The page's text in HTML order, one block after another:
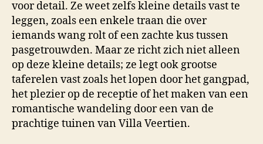
voor detail. Ze weet zelfs kleine details vast te
leggen, zoals een enkele traan die over
iemands wang rolt of een zachte kus tussen
pasgetrouwden. Maar ze richt zich niet alleen
op deze kleine details; ze legt ook grootse
taferelen vast zoals het lopen door het gangpad,
het plezier op de receptie of het maken van een
romantische wandeling door een van de
prachtige tuinen van Villa Veertien.